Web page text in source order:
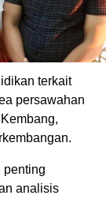
terkait
persawahan
penting
analisis